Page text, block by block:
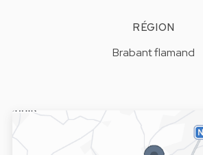
RÉGION
Brabant flamand